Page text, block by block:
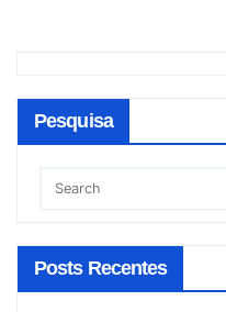
Pesquisa
Posts Recentes